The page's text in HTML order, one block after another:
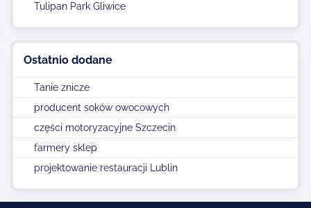
Tulipan Park Gliwice
Ostatnio dodane
Tanie znicze
producent soków owocowych
części motoryzacyjne Szczecin
farmery sklep
projektowanie restauracji Lublin